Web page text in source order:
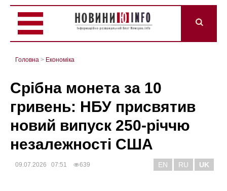
Головна > Економіка
Срібна монета за 10
гривень: НБУ присвятив
новий випуск 250-річчю
незалежності США
09.07.2026 07:51 639 EN RU UK